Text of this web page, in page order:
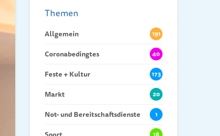
Themen
Allgemein 191
Coronabedingtes 40
Feste + Kultur 173
Markt 20
Not- und Bereitschaftsdienste 1